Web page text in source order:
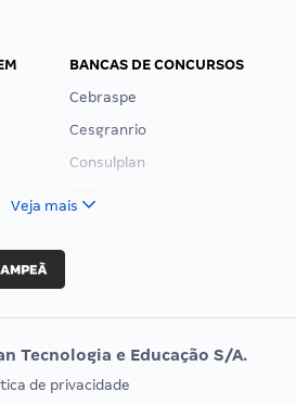
BANCAS DE CONCURSOS
Cebraspe
Cesgranrio
Consulplan
Vunesp
EXAME DE ORDEM
Veja mais
Tecnologia e Educação S/A.
de privacidade